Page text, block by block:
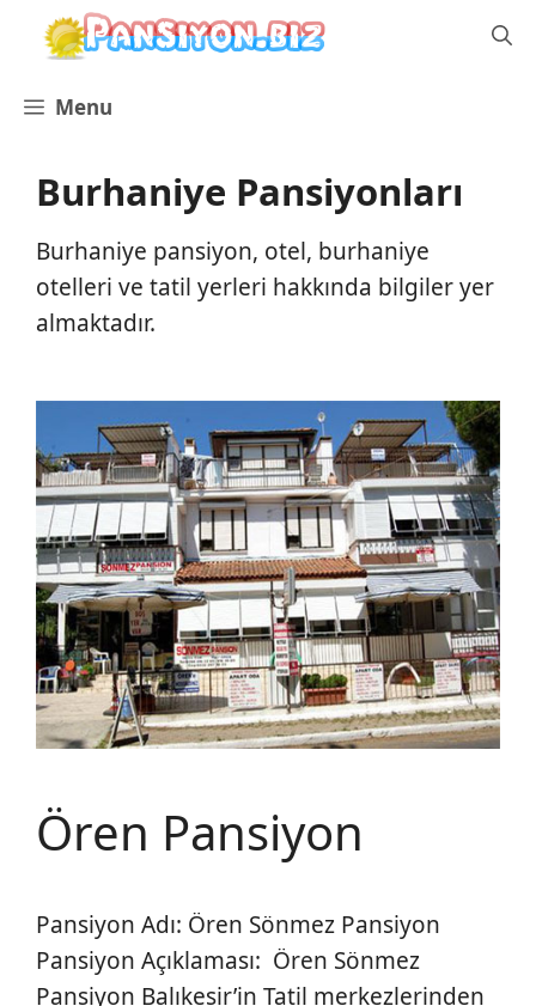
İçeriğe
Menu
Burhaniye Pansiyonları
Burhaniye pansiyon, otel, burhaniye
otelleri ve tatil yerleri hakkında bilgiler yer
almaktadır.
Ören Pansiyon
Pansiyon Adı: Ören Sönmez Pansiyon
Pansiyon Açıklaması: Ören Sönmez
Pansiyon Balıkesir’in Tatil merkezlerinden